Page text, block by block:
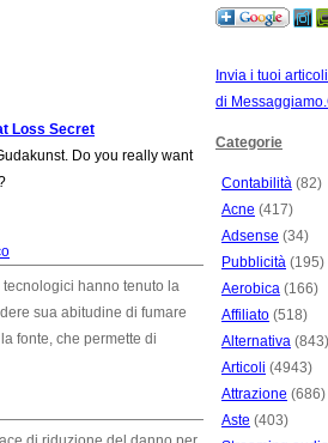
Loss Secret
Do you really want
hanno tenuto la
sua abitudine di fumare
fonte, che permette di
Invia i tuoi
di
Categorie
Contabilità (82)
Acne (417)
Adsense (34)
Pubblicità (195)
Aerobica (166)
Affiliato (518)
Alternativa (843)
Articoli (4943)
Attrazione (686)
Aste (403)